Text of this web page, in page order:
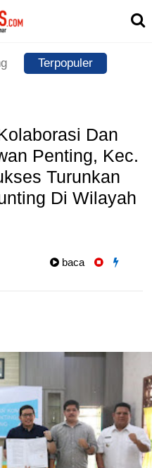
Terpopuler
Dan
Penting, Kec.
Turunkan
Di Wilayah
baca